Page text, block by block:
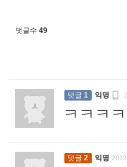
댓글수 49
댓글 1 익명 
ㅋㅋㅋ
댓글 2 익명